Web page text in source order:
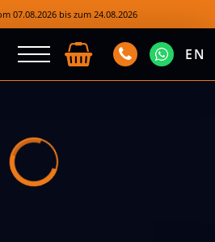
07.08.2026 bis zum 24.08.2026
EN